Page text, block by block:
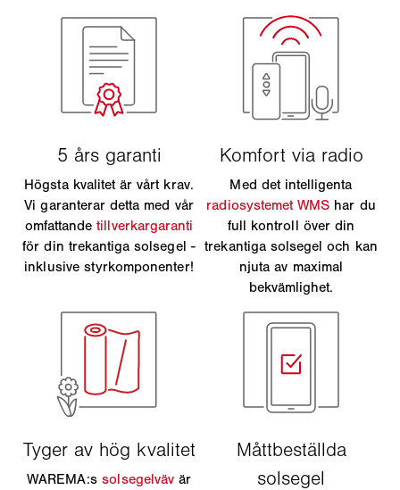
Högsta kvalitet är vårt krav.
Vi garanterar detta med vår
omfattandetillverkargaranti
för din trekantiga solsegel -
inklusive styrkomponenter!
Med det intelligenta
radiosystemet WMS har du
full kontroll över din
trekantiga solsegel och kan
njuta av maximal
bekvämlighet.
WAREMA:ssolsegelvävär